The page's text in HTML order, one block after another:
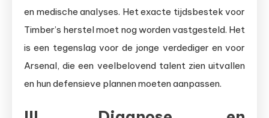
en medische analyses. Het exacte tijdsbestek voor
Timber’s herstel moet nog worden vastgesteld. Het
is een tegenslag voor de jonge verdediger en voor
Arsenal, die een veelbelovend talent zien uitvallen
en hun defensieve plannen moeten aanpassen.